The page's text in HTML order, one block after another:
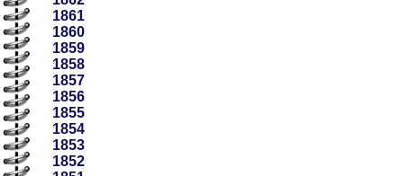
1861
1860
1859
1858
1857
1856
1855
1854
1853
1852